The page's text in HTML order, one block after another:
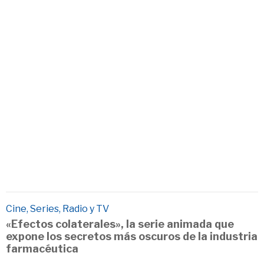
Cine, Series, Radio y TV
«Efectos colaterales», la serie animada que
expone los secretos más oscuros de la industria
farmacéutica